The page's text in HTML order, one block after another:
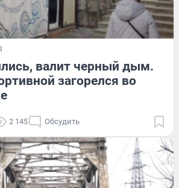
валит черный дым.
загорелся во
2 145 Обсудить